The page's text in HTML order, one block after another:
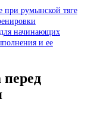
румынской тяге
начинающих
и ее
перед